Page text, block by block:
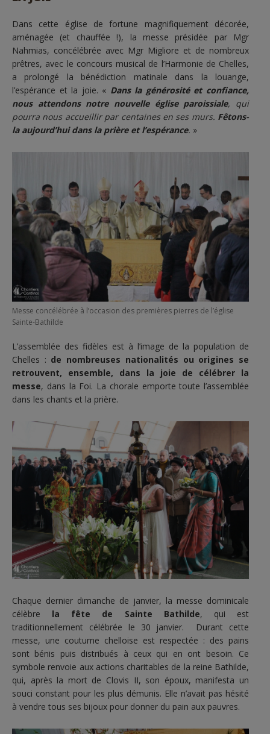
Dans cette église de fortune magnifiquement décorée,
aménagée (et chauffée !), la messe présidée par Mgr
Nahmias, concélébrée avec Mgr Migliore et de nombreux
prêtres, avec le concours musical de l’Harmonie de Chelles,
a prolongé la bénédiction matinale dans la louange,
l’espérance et la joie. « Dans la générosité et confiance,
nous attendons notre nouvelle église paroissiale, qui
pourra nous accueillir par centaines en ses murs. Fêtons-
la aujourd’hui dans la prière et l’espérance. »
Messe concélébrée à l’occasion des premières pierres de l’église
Sainte-Bathilde
L’assemblée des fidèles est à l’image de la population de
Chelles : de nombreuses nationalités ou origines se
retrouvent, ensemble, dans la joie de célébrer la
messe, dans la Foi. La chorale emporte toute l’assemblée
dans les chants et la prière.
Chaque dernier dimanche de janvier, la messe dominicale
célèbre la fête de Sainte Bathilde, qui est
traditionnellement célébrée le 30 janvier. Durant cette
messe, une coutume chelloise est respectée : des pains
sont bénis puis distribués à ceux qui en ont besoin. Ce
symbole renvoie aux actions charitables de la reine Bathilde,
qui, après la mort de Clovis II, son époux, manifesta un
souci constant pour les plus démunis. Elle n’avait pas hésité
à vendre tous ses bijoux pour donner du pain aux pauvres.